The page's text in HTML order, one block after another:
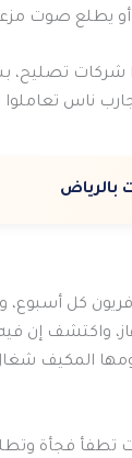
يطلع صوت
شركات تصليح،
ناس تعاملوا
بالرياض
كل
واكتشف إن
المكيف
تطفأ فجأة